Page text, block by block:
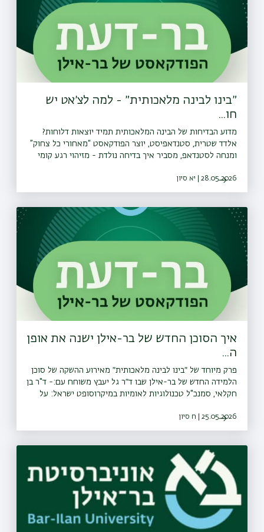
״בינו לבינה מלאכותית״ - למה לצ׳אט יש
חו...
מדוע הבדיחות של הבינה המלאכותית תמיד יוצאות דלוחות?
אלדד שטרית, סטנדאפיסט, יוצר הפודקאסט “מאחורי כל צחוק”
ומנחה לסטנדאפ, מסביר איך בדיחה נולדת - מזיהוי רגע קומי
איפה האלגוריתמים השונים לא מצליחים להצחיק? וכיצד בכל
זאת ניתן להשתמש בהם בתהליך יצירה קומי. פרק נוסף בסדרה
href="⁠⁠https://bit.ly/whatsapp_channel_bardaat⁠">⁠⁠עקבו
אחרינו גם בוואטצאפ</a>
28.05.2026 | יא סיון
איך הסוכן החדש של בר-אילן ישנה את אופן
ה...
פרק מיוחד של ״בינו לבינה מלאכותית״ מאירוע ההשקה של סוכן
הלמידה החדש של בר-אילן שבו ד״ר גל יעבץ משוחח עם:- ד"ר בן
חקלאי, סמנכ"ל טכנולוגיות לאומיות במיקרוסופט ישראל: על
המרכזית שלנו אל מול המעצמות הגלובליות, והצורך לאמץ את
הטכנולוגיה ללא פחד.- עידו רון, שותף ומנהל מערך בינה
IT (שימוש פיראטי בכלים), ואיך מייצרים שינוי אמיתי בתהליכי
העבודה היומיומיים.- ד"ר מאיה לוגסי בן חמו (מנכ"לית המל"ג
והות"ת): על האופן שבו האקדמיה הישראלית מתאימה את עצמה
לעידן החדש, השינויים במגמות הרישום לתארים, והדגש על
כישורים ומיומנויות במקום ידע בלבד
25.05.2026 | ח סיון